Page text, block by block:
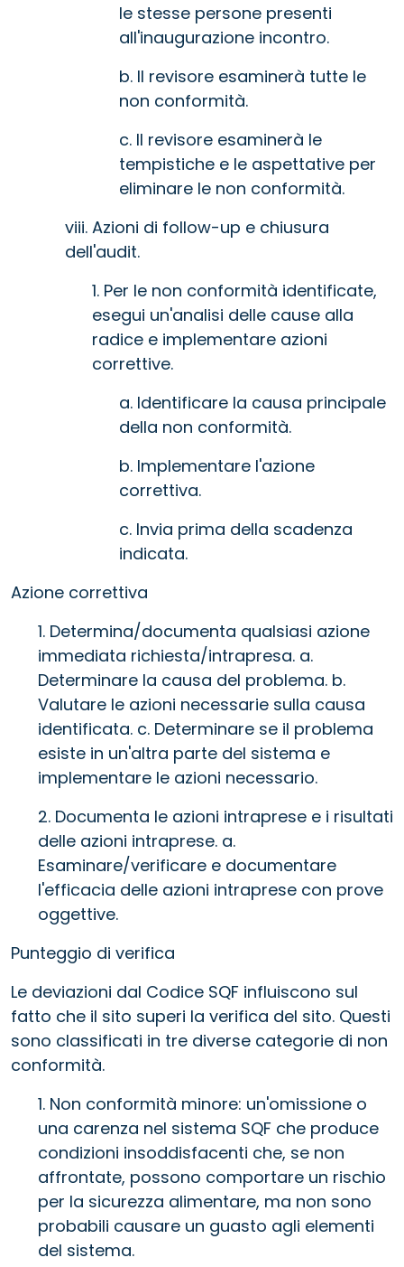
le stesse persone presenti
all'inaugurazione incontro.
b. Il revisore esaminerà tutte le
non conformità.
c. Il revisore esaminerà le
tempistiche e le aspettative per
eliminare le non conformità.
viii. Azioni di follow-up e chiusura
dell'audit.
1. Per le non conformità identificate,
esegui un'analisi delle cause alla
radice e implementare azioni
correttive.
a. Identificare la causa principale
della non conformità.
b. Implementare l'azione
correttiva.
c. Invia prima della scadenza
indicata.
Azione correttiva
1. Determina/documenta qualsiasi azione
immediata richiesta/intrapresa. a.
Determinare la causa del problema. b.
Valutare le azioni necessarie sulla causa
identificata. c. Determinare se il problema
esiste in un'altra parte del sistema e
implementare le azioni necessario.
2. Documenta le azioni intraprese e i risultati
delle azioni intraprese. a.
Esaminare/verificare e documentare
l'efficacia delle azioni intraprese con prove
oggettive.
Punteggio di verifica
Le deviazioni dal Codice SQF influiscono sul
fatto che il sito superi la verifica del sito. Questi
sono classificati in tre diverse categorie di non
conformità.
1. Non conformità minore: un'omissione o
una carenza nel sistema SQF che produce
condizioni insoddisfacenti che, se non
affrontate, possono comportare un rischio
per la sicurezza alimentare, ma non sono
probabili causare un guasto agli elementi
del sistema.